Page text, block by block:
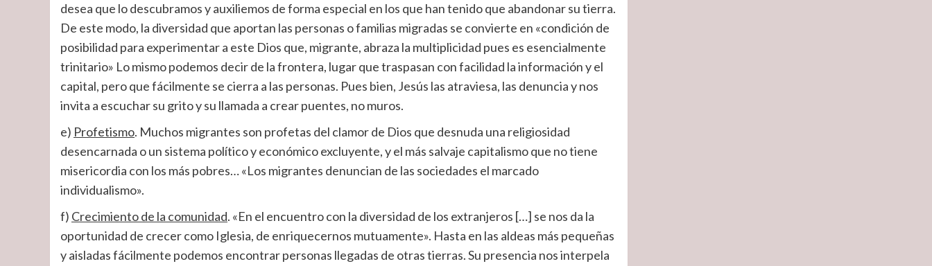
desea que lo descubramos y auxiliemos de forma especial en los que han tenido que abandonar su tierra.
De este modo, la diversidad que aportan las personas o familias migradas se convierte en «condición de
posibilidad para experimentar a este Dios que, migrante, abraza la multiplicidad pues es esencialmente
trinitario» Lo mismo podemos decir de la frontera, lugar que traspasan con facilidad la información y el
capital, pero que fácilmente se cierra a las personas. Pues bien, Jesús las atraviesa, las denuncia y nos
invita a escuchar su grito y su llamada a crear puentes, no muros.
e) Profetismo. Muchos migrantes son profetas del clamor de Dios que desnuda una religiosidad
desencarnada o un sistema político y económico excluyente, y el más salvaje capitalismo que no tiene
misericordia con los más pobres… «Los migrantes denuncian de las sociedades el marcado
individualismo».
f) Crecimiento de la comunidad. «En el encuentro con la diversidad de los extranjeros […] se nos da la
oportunidad de crecer como Iglesia, de enriquecernos mutuamente». Hasta en las aldeas más pequeñas
y aisladas fácilmente podemos encontrar personas llegadas de otras tierras. Su presencia nos interpela